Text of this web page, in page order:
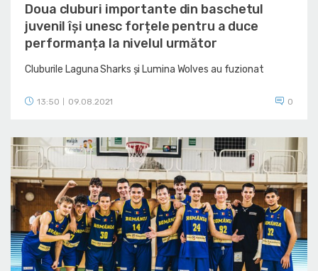
Doua cluburi importante din baschetul
juvenil își unesc forțele pentru a duce
performanța la nivelul următor
Cluburile Laguna Sharks și Lumina Wolves au fuzionat
13:50 09.08.2021 0